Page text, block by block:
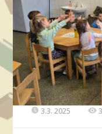
3.3. 2025